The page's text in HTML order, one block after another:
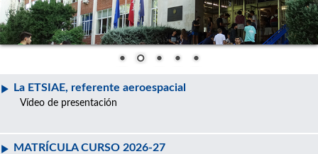
La ETSIAE, referente aeroespacial
Vídeo de presentación
MATRÍCULA CURSO 2026-27